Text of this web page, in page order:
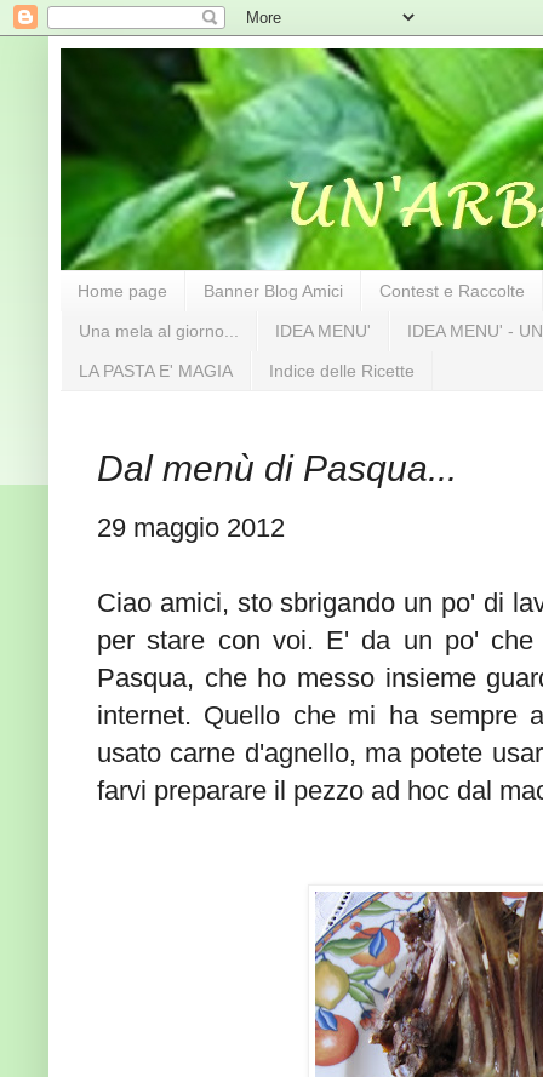
Home page Banner Blog Amici Contest e Raccolte
Una mela al giorno... IDEA MENU' IDEA MENU' -
LA PASTA E' MAGIA Indice delle Ricette
Dal menù di Pasqua...
29 maggio 2012
Ciao amici, sto sbrigando un po' di
per stare con voi. E' da un po'
Pasqua, che ho messo insieme
internet. Quello che mi ha sempre
usato carne d'agnello, ma potete
farvi preparare il pezzo ad hoc dal